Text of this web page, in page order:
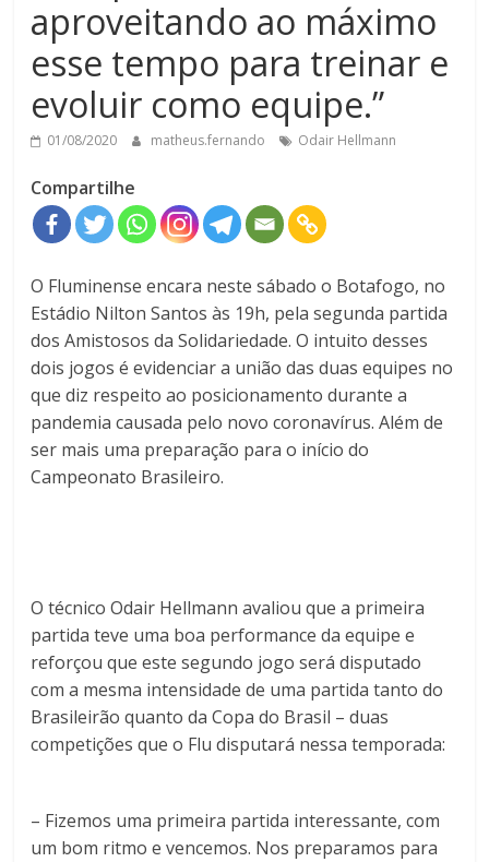
aproveitando ao máximo
esse tempo para treinar e
evoluir como equipe.”
01/08/2020 matheus.fernando Odair Hellmann
Compartilhe
O Fluminense encara neste sábado o Botafogo, no
Estádio Nilton Santos às 19h, pela segunda partida
dos Amistosos da Solidariedade. O intuito desses
dois jogos é evidenciar a união das duas equipes no
que diz respeito ao posicionamento durante a
pandemia causada pelo novo coronavírus. Além de
ser mais uma preparação para o início do
Campeonato Brasileiro.
O técnico Odair Hellmann avaliou que a primeira
partida teve uma boa performance da equipe e
reforçou que este segundo jogo será disputado
com a mesma intensidade de uma partida tanto do
Brasileirão quanto da Copa do Brasil – duas
competições que o Flu disputará nessa temporada:
– Fizemos uma primeira partida interessante, com
um bom ritmo e vencemos. Nos preparamos para